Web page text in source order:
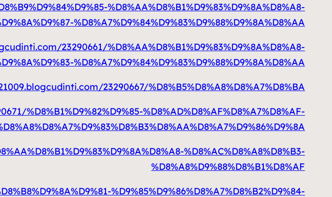
%D8%AA%D8%B1%D9%83%D9%8A%D8%A8-
%D8%A7%D9%84%D9%83%D9%88%D9%8A%D8%AA
23290661/%D8%AA%D8%B1%D9%83%D9%8A%D8%A8-
%D8%A7%D9%84%D9%83%D9%88%D9%8A%D8%AA
23290667/%D8%B5%D8%A8%D8%A7%D8%BA
%D8%B1%D9%82%D9%85-%D8%AD%D8%AF%D8%A7%D8%AF-
%D8%AC%D8%A8%D8%B3-
%D8%A8%D9%88%D8%B1%D8%AF
%D9%85%D9%86%D8%A7%D8%B2%D9%84-